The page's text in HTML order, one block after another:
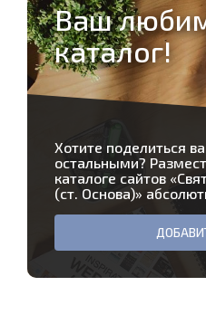
Ваш
каталог!
Хотите поделиться
остальными?
каталоге сайтов «
(ст. Основа)»